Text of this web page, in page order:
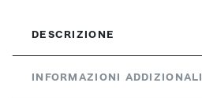
DESCRIZIONE
INFORMAZIONI ADDIZIONALI